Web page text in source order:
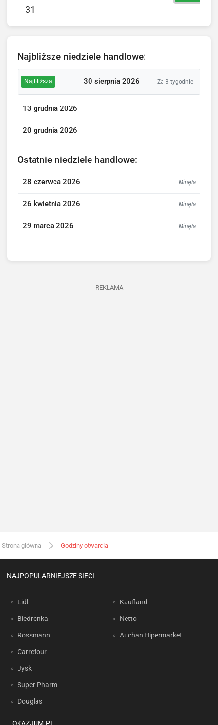
31
Najbliższe niedziele handlowe:
Najbliższa 30 sierpnia 2026 Za 3 tygodnie
13 grudnia 2026
20 grudnia 2026
Ostatnie niedziele handlowe:
28 czerwca 2026 Minęła
26 kwietnia 2026 Minęła
29 marca 2026 Minęła
REKLAMA
Strona główna Godziny otwarcia
NAJPOPULARNIEJSZE SIECI
Lidl
Biedronka
Rossmann
Carrefour
Jysk
Super-Pharm
Douglas
Kaufland
Netto
Auchan Hipermarket
OKAZJUM.PL